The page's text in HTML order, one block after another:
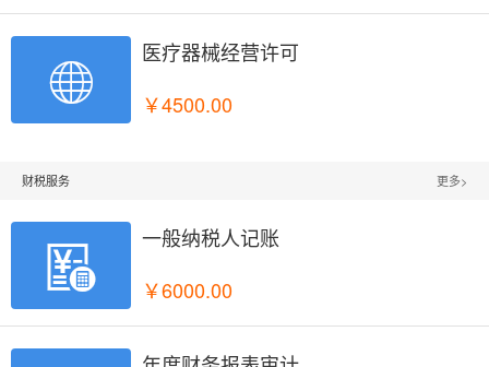

医疗器械经营许可
￥4500.00
财税服务 更多>

一般纳税人记账
￥6000.00